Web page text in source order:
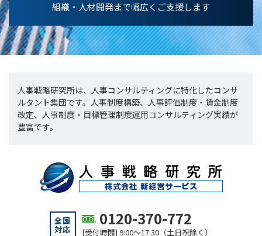
組織・人材開発まで幅広くご支援します
人事戦略研究所は、人事コンサルティングに特化したコンサ
ルタント集団です。人事制度構築、人事評価制度・賃金制度
改定、人事制度・目標管理制度運用コンサルティング実績が
豊富です。
全国
対応
0120-370-772
[受付時間] 9:00～17:30（土日祝除く）